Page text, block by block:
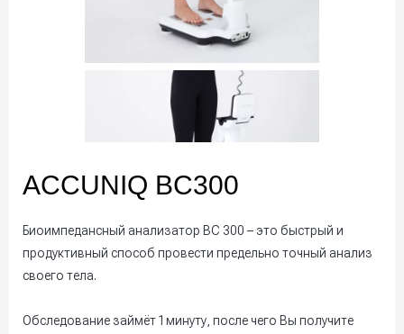
ACCUNIQ BC300
Биоимпедансный анализатор BC 300 – это быстрый и
продуктивный способ провести предельно точный анализ
своего тела.
Обследование займёт 1 минуту, после чего Вы получите